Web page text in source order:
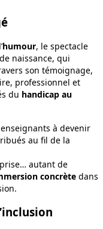
humour, le spectacle
naissance, qui
son témoignage,
professionnel et
du handicap au
à devenir
au fil de la
autant de
concrète dans